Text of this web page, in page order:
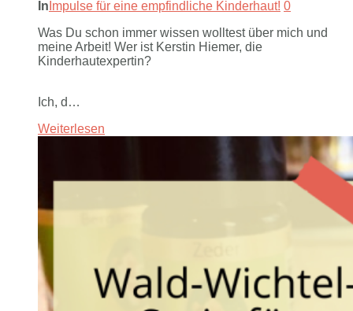
In Impulse für eine empfindliche Kinderhaut! 0
Was Du schon immer wissen wolltest über mich und
meine Arbeit! Wer ist Kerstin Hiemer, die
Kinderhautexpertin?
Ich, d…
Weiterlesen